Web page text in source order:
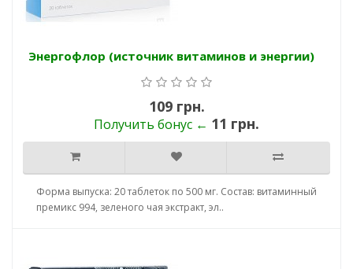
Энергофлор (источник витаминов и энергии)
109 грн.
Получить бонус ← 11 грн.
Форма выпуска: 20 таблеток по 500 мг. Состав: витаминный
премикс 994, зеленого чая экстракт, эл..